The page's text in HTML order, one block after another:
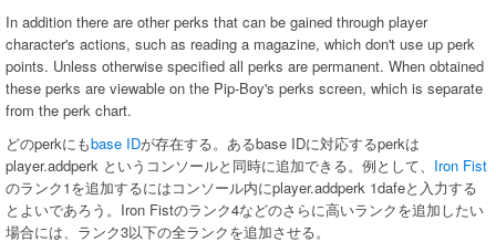
In addition there are other perks that can be gained through player
character's actions, such as reading a magazine, which don't use up perk
points. Unless otherwise specified all perks are permanent. When obtained
these perks are viewable on the Pip-Boy's perks screen, which is separate
from the perk chart.
どのperkにもbase IDが存在する。あるbase IDに対応するperkは
player.addperk というコンソールと同時に追加できる。例として、 Iron Fist
のランク1を追加するにはコンソール内にplayer.addperk 1dafeと入力する
とよいであろう。Iron Fistのランク4などのさらに高いランクを追加したい
場合には、ランク3以下の全ランクを追加させる。